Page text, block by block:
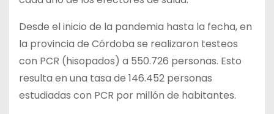
Desde el inicio de la pandemia hasta la fecha, en
la provincia de Córdoba se realizaron testeos
con PCR (hisopados) a 550.726 personas. Esto
resulta en una tasa de 146.452 personas
estudiadas con PCR por millón de habitantes.